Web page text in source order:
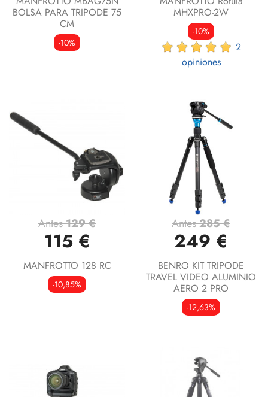
BOLSA PARA TRIPODE 75
CM
-10%
MHXPRO-2W
-10%
2
opiniones
Antes129 €
115 €
MANFROTTO 128 RC
-10,85%
Antes285 €
249 €
BENRO KIT TRIPODE
TRAVEL VIDEO ALUMINIO
AERO 2 PRO
-12,63%